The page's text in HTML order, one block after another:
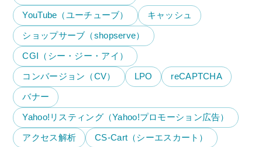
YouTube（ユーチューブ） キャッシュ
ショップサーブ（shopserve）
CGI（シー・ジー・アイ）
コンバージョン（CV） LPO reCAPTCHA
バナー
Yahoo!リスティング（Yahoo!プロモーション広告）
アクセス解析 CS-Cart（シーエスカート）